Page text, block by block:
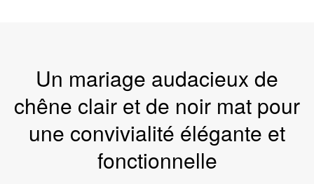
Un mariage audacieux de
chêne clair et de noir mat pour
une convivialité élégante et
fonctionnelle